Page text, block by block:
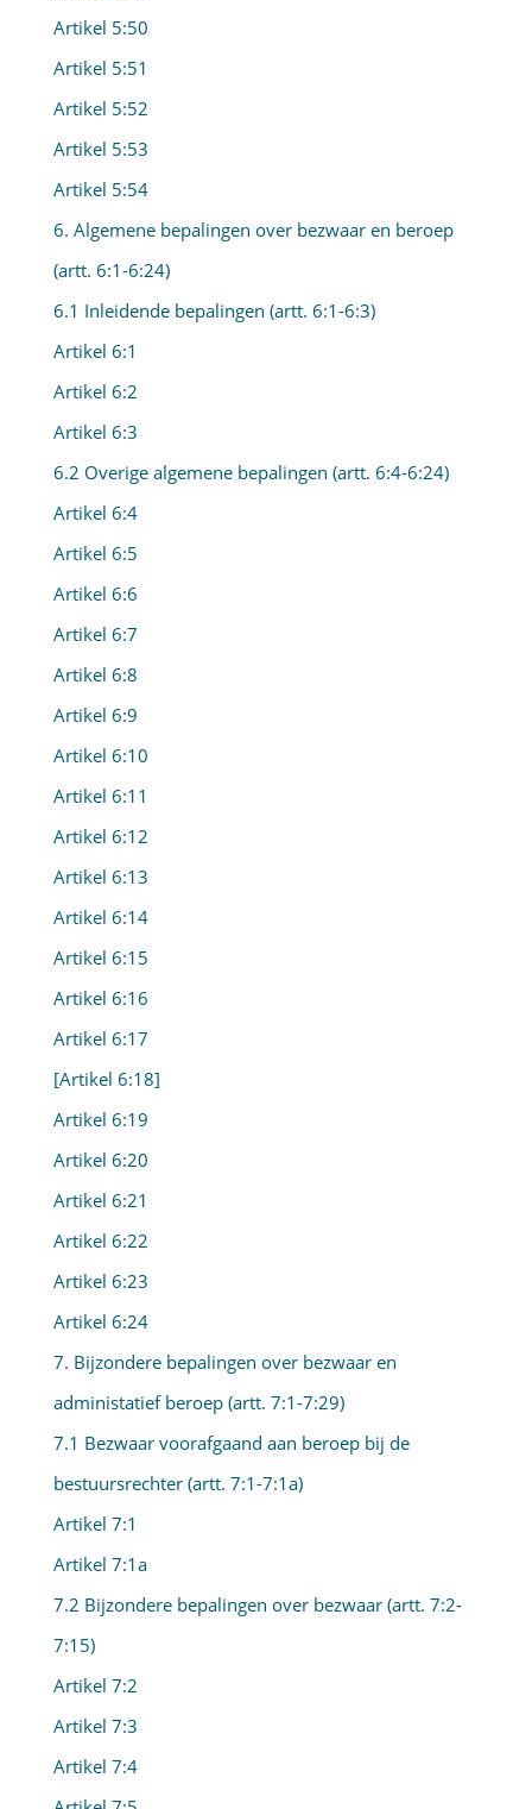
Artikel 5:50
Artikel 5:51
Artikel 5:52
Artikel 5:53
Artikel 5:54
6. Algemene bepalingen over bezwaar en beroep
(artt. 6:1-6:24)
6.1 Inleidende bepalingen (artt. 6:1-6:3)
Artikel 6:1
Artikel 6:2
Artikel 6:3
6.2 Overige algemene bepalingen (artt. 6:4-6:24)
Artikel 6:4
Artikel 6:5
Artikel 6:6
Artikel 6:7
Artikel 6:8
Artikel 6:9
Artikel 6:10
Artikel 6:11
Artikel 6:12
Artikel 6:13
Artikel 6:14
Artikel 6:15
Artikel 6:16
Artikel 6:17
[Artikel 6:18]
Artikel 6:19
Artikel 6:20
Artikel 6:21
Artikel 6:22
Artikel 6:23
Artikel 6:24
7. Bijzondere bepalingen over bezwaar en
administatief beroep (artt. 7:1-7:29)
7.1 Bezwaar voorafgaand aan beroep bij de
bestuursrechter (artt. 7:1-7:1a)
Artikel 7:1
Artikel 7:1a
7.2 Bijzondere bepalingen over bezwaar (artt. 7:2-
7:15)
Artikel 7:2
Artikel 7:3
Artikel 7:4